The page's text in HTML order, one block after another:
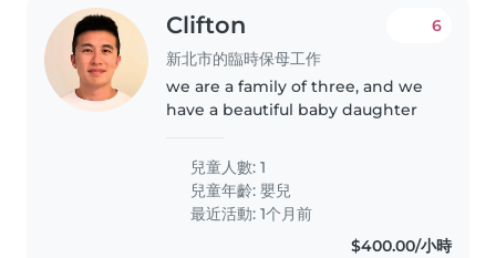
Clifton
新北市的臨時保母工作
6
we are a family of three, and we
have a beautiful baby daughter
兒童人數: 1
兒童年齡:嬰兒
最近活動: 1个月前
$400.00/小時